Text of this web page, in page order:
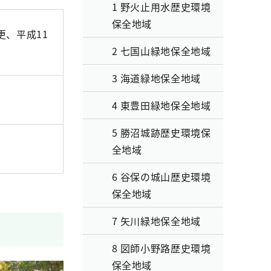
、平成11
1 野火止用水歴史環境
保全地域
2 七国山緑地保全地域
3 海道緑地保全地域
4 東豊田緑地保全地域
5 勝沼城跡歴史環境保
全地域
6 谷保の城山歴史環境
保全地域
7 矢川緑地保全地域
8 図師小野路歴史環境
保全地域